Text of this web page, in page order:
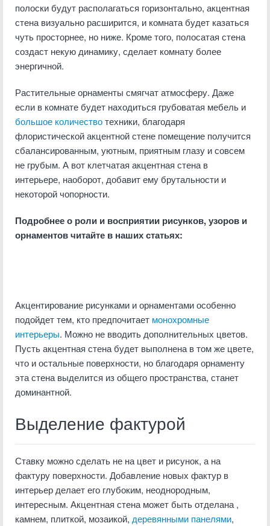
полоски будут располагаться горизонтально, акцентная
стена визуально расширится, и комната будет казаться
чуть просторнее, но ниже. Кроме того, полосатая стена
создаст некую динамику, сделает комнату более
энергичной.
Растительные орнаменты смягчат атмосферу. Даже
если в комнате будет находиться грубоватая мебель и
большое количествотехники, благодаря
флористической акцентной стене помещение получится
сбалансированным, уютным, приятным глазу и совсем
не грубым. А вот клетчатая акцентная стена в
интерьере, наоборот, добавит ему брутальности и
некоторой чопорности.
Подробнее о роли и восприятии рисунков, узоров и
орнаментов читайте в наших статьях:
Акцентирование рисунками и орнаментами особенно
подойдет тем, кто предпочитает монохромные
интерьеры. Можно не вводить дополнительных цветов.
Пусть акцентная стена будет выполнена в том же цвете,
что и остальные поверхности, но благодаря орнаменту
эта стена выделится из общего пространства, станет
доминантной.
Выделение фактурой
Ставку можно сделать не на цвет и рисунок, а на
фактуру поверхности. Добавление новых фактур в
интерьер делает его глубоким, неоднородным,
интересным. Акцентная стена может быть отделана ,
камнем, плиткой, мозаикой, деревянными панелями,